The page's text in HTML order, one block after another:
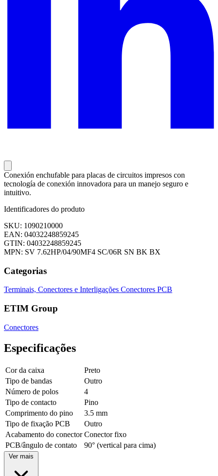
Conexión enchufable para placas de circuitos impresos con
tecnología de conexión innovadora para un manejo seguro e
intuitivo.
Identificadores do produto
SKU: 1090210000
EAN: 04032248859245
GTIN: 04032248859245
MPN: SV 7.62HP/04/90MF4 SC/06R SN BK BX
Categorias
Terminais, Conectores e Interligações Conectores PCB
ETIM Group
Conectores
Especificações
Cor da caixa
Preto
Tipo de bandas
Outro
Número de polos
4
Tipo de contacto
Pino
Comprimento do pino
3.5 mm
Tipo de fixação PCB
Outro
Acabamento do conector Conector fixo
PCB/ângulo de contato
90° (vertical para cima)
Ver mais